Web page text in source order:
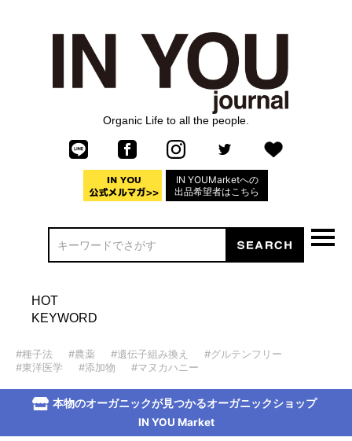
Organic Life to all the people.
IN YOUMarketへの
出品希望者はこちら
HOT
KEYWORD
#種子法 #農薬 #遺伝子組み換え
#グルテンフリー
#東洋医学
#添加物 #マヌカハニー
本物のオーガニックが見つかるオーガニックショップ
IN YOU Market